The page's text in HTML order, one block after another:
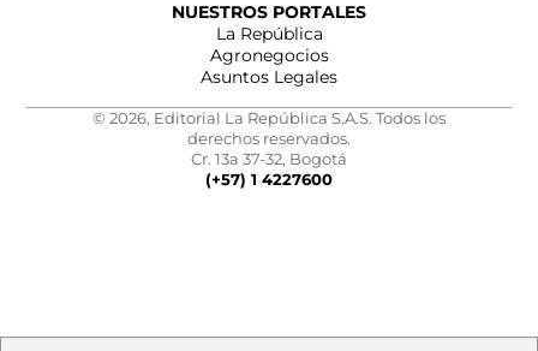
NUESTROS PORTALES
La República
Agronegocios
Asuntos Legales
© 2026, Editorial La República S.A.S. Todos los
derechos reservados.
Cr. 13a 37-32, Bogotá
(+57) 1 4227600